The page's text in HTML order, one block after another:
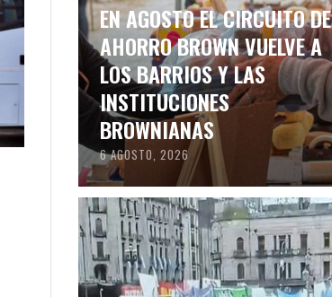
EN AGOSTO EL CIRCUITO DE
AHORRO BROWN VUELVE A
LOS BARRIOS Y LAS
INSTITUCIONES
BROWNIANAS
6 AGOSTO, 2026